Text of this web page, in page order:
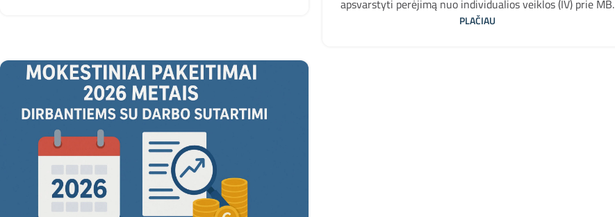
apsvarstyti perėjimą nuo individualios veiklos (IV) prie MB.
PLAČIAU